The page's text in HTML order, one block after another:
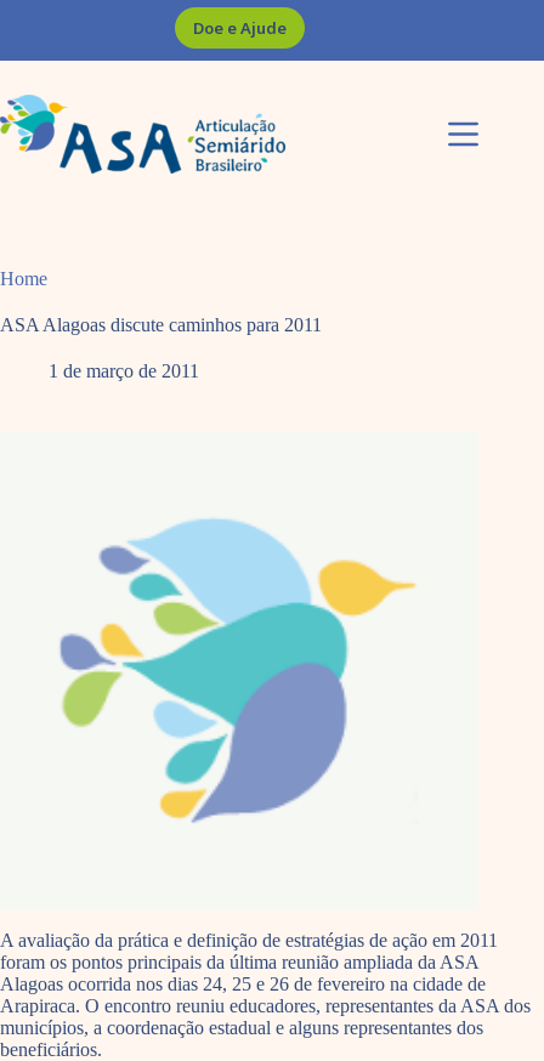
Doe e Ajude
Home
ASA Alagoas discute caminhos para 2011
1 de março de 2011
A avaliação da prática e definição de estratégias de ação em 2011
foram os pontos principais da última reunião ampliada da ASA
Alagoas ocorrida nos dias 24, 25 e 26 de fevereiro na cidade de
Arapiraca. O encontro reuniu educadores, representantes da ASA dos
municípios, a coordenação estadual e alguns representantes dos
beneficiários.